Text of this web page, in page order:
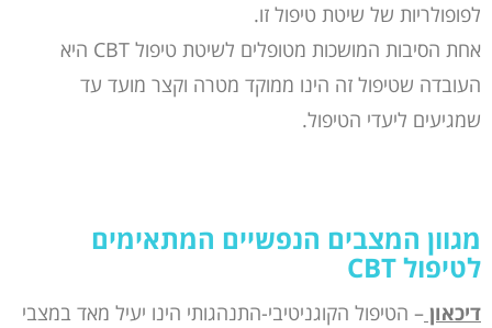
לפופולריות של שיטת טיפול זו.
אחת הסיבות המושכות מטופלים לשיטת טיפול CBT היא
העובדה שטיפול זה הינו ממוקד מטרה וקצר מועד עד
שמגיעים ליעדי הטיפול.
מגוון המצבים הנפשיים המתאימים
לטיפולCBT
דיכאון – הטיפול הקוגניטיבי-התנהגותי הינו יעיל מאד במצבי